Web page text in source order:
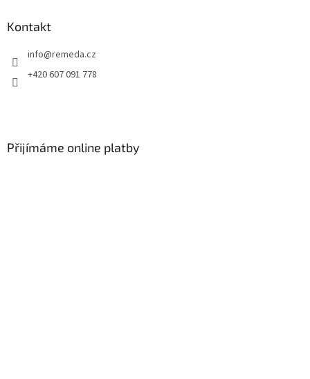
Kontakt
info@remeda.cz
+420 607 091 778
Přijímáme online platby